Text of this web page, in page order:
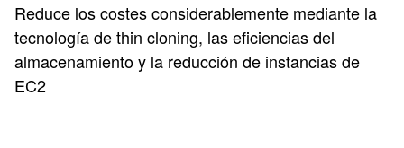
Reduce los costes considerablemente mediante la
tecnología de thin cloning, las eficiencias del
almacenamiento y la reducción de instancias de
EC2